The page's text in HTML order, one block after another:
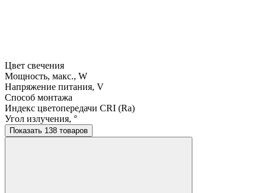
Цвет свечения
Мощность, макс., W
Напряжение питания, V
Способ монтажа
Индекс цветопередачи CRI (Ra)
Угол излучения, °
Показать 138 товаров